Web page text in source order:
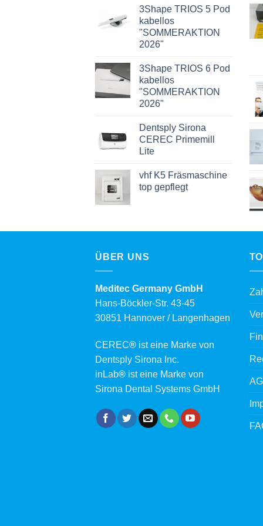
3Shape TRIOS 5 Pod
kabellos
"SOMMERAKTION
2026"
3Shape TRIOS 6 Pod
kabellos
"SOMMERAKTION
2026"
Dentsply Sirona
CEREC Primemill
Lite
vhf K5 Fräsmaschine
top gepflegt
ÜBER UNS
Meditec Germany GmbH
Hans-Böckler-Str. 43-45
30851 Hannover / Langenhagen
CEREC® ist eine Marke von
Dentsply Sirona Inc.
inLab® ist eine Marke von
Sirona Dental Systems GmbH